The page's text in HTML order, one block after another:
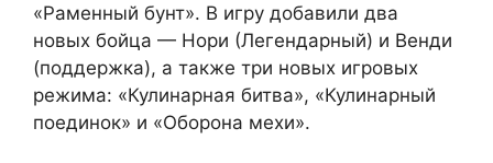
«Раменный бунт». В игру добавили два
новых бойца — Нори (Легендарный) и Венди
(поддержка), а также три новых игровых
режима: «Кулинарная битва», «Кулинарный
поединок» и «Оборона мехи».